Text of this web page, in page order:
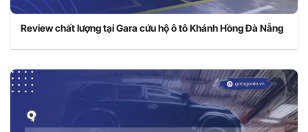
Review chất lượng tại Gara cứu hộ ô tô Khánh Hồng Đà Nẵng